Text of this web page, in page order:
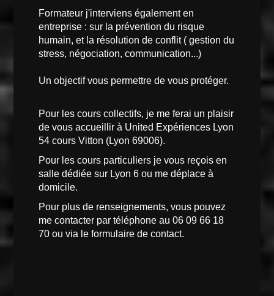
Formateur j'interviens également en
entreprise : sur la prévention du risque
humain, et la résolution de conflit ( gestion du
stress, négociation, communication...)
Un objectif vous permettre de vous protéger.
Pour les cours collectifs, je me ferai un plaisir
de vous accueillir à United Expériences Lyon
54 cours Vitton (Lyon 69006).
Pour les cours particuliers je vous reçois en
salle dédiée sur Lyon 6 ou me déplace à
domicile.
Pour plus de renseignements, vous pouvez
me contacter par téléphone au 06 09 66 18
70 ou via le formulaire de contact.